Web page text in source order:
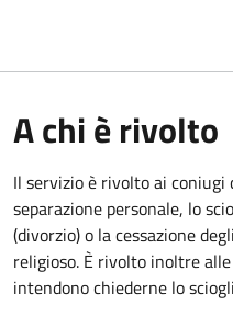
A chi è rivolto
Il servizio è rivolto ai
separazione personale, lo
(divorzio) o la cessazione
religioso. È rivolto inoltre
intendono chiederne lo